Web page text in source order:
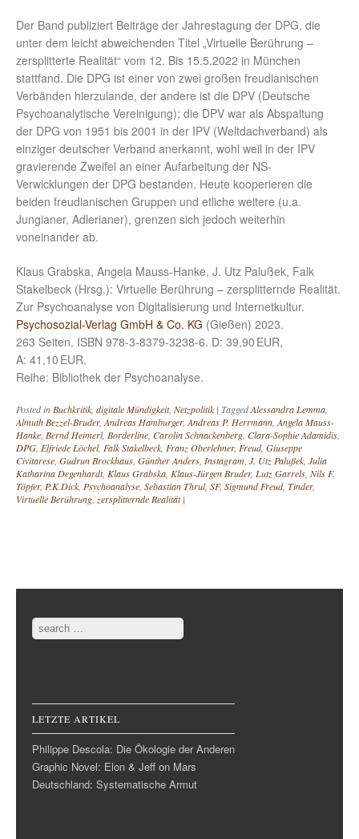
Der Band publiziert Beiträge der Jahrestagung der DPG, die
unter dem leicht abweichenden Titel „Virtuelle Berührung –
zersplitterte Realität“ vom 12. Bis 15.5.2022 in München
stattfand. Die DPG ist einer von zwei großen freudianischen
Verbänden hierzulande, der andere ist die DPV (Deutsche
Psychoanalytische Vereinigung); die DPV war als Abspaltung
der DPG von 1951 bis 2001 in der IPV (Weltdachverband) als
einziger deutscher Verband anerkannt, wohl weil in der IPV
gravierende Zweifel an einer Aufarbeitung der NS-
Verwicklungen der DPG bestanden. Heute kooperieren die
beiden freudianischen Gruppen und etliche weitere (u.a.
Jungianer, Adlerianer), grenzen sich jedoch weiterhin
voneinander ab.
Klaus Grabska, Angela Mauss-Hanke, J. Utz Palußek, Falk
Stakelbeck (Hrsg.): Virtuelle Berührung – zersplitternde Realität.
Zur Psychoanalyse von Digitalisierung und Internetkultur.
Psychosozial-Verlag GmbH & Co. KG (Gießen) 2023.
263 Seiten. ISBN 978-3-8379-3238-6. D: 39,90 EUR,
A: 41,10 EUR.
Reihe: Bibliothek der Psychoanalyse.
Posted inBuchkritik, digitale Mündigkeit, Netzpolitik | TaggedAlessandra Lemma,
Almuth Bezzel-Bruder,Andreas Hamburger,Andreas P. Herrmann,Angela Mauss-
Hanke, Bernd Heimerl, Borderline, Carolin Schnackenberg, Clara-Sophie Adamidis,
DPG, Elfriede Löchel, Falk Stakelbeck, Franz Oberlehner, Freud, Giuseppe
Civitarese, Gudrun Brockhaus, Günther Anders, Instagram, J. Utz Palußek, Julia
Katharina Degenhardt, Klaus Grabska, Klaus-Jürgen Bruder, Lutz Garrels, Nils F.
Töpfer, P.K.Dick, Psychoanalyse, Sebastian Thrul, SF, Sigmund Freud, Tinder,
Virtuelle Berührung, zersplitternde Realität |
Post navigation
Search
LETZTE ARTIKEL
Philippe Descola: Die Ökologie der Anderen
Graphic Novel: Elon & Jeff on Mars
Deutschland: Systematische Armut